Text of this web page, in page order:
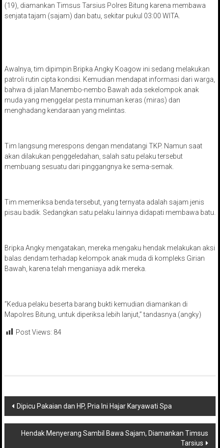
(19), diamankan Timsus Tarsius Polres Bitung karena membawa
senjata tajam (sajam) dan batu, sekitar pukul 03:00 WITA.
Awalnya, tim dipimpin Bripka Angky Koagow ini sedang melakukan
patroli rutin cipta kondisi. Kemudian mendapat informasi dari warga,
bahwa di jalan Manembo-nembo Bawah ada sekelompok anak
muda yang menggelar pesta minuman keras (miras) dan
menghadang kendaraan yang melintas.
Tim langsung merespons dengan mendatangi TKP. Namun saat
akan dilakukan penggeledahan, salah satu pelaku tersebut
membuang sesuatu dari pinggangnya ke sema-semak.
Tim memeriksa benda tersebut, yang ternyata adalah sajam jenis
pisau badik. Sedangkan satu pelaku lainnya didapati membawa batu.
Bripka Angky mengatakan, mereka mengaku hendak melakukan aksi
balas dendam terhadap kelompok anak muda di kompleks Girian
Bawah, karena telah menganiaya adik mereka.
“Kedua pelaku beserta barang bukti kemudian diamankan di
Mapolres Bitung, untuk diperiksa lebih lanjut,” tandasnya.(angky)
Post Views: 84
Navigasi
pos
Dipicu Pakaian dan HP, Pria Ini Hajar Karyawati Spa
Hendak Menyerang Sambil Bawa Sajam, Diamankan Timsus
Tarsius